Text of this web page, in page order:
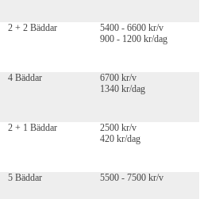
2 + 2 Bäddar
5400 - 6600 kr/v
900 - 1200 kr/dag
4 Bäddar
6700 kr/v
1340 kr/dag
2 + 1 Bäddar
2500 kr/v
420 kr/dag
5 Bäddar 5500 - 7500 kr/v